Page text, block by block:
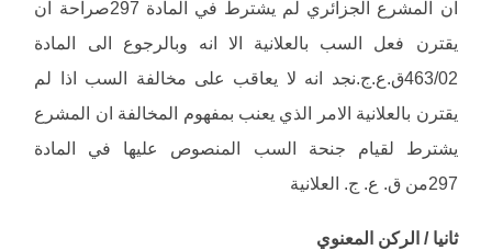
ان المشرع الجزائري لم يشترط في المادة 297صراحة ان
يقترن فعل السب بالعلانية الا انه وبالرجوع الى المادة
463/02ق.ع.ج.نجد انه لا يعاقب على مخالفة السب اذا لم
يقترن بالعلانية الامر الذي يعنب بمفهوم المخالفة ان المشرع
يشترط لقيام جنحة السب المنصوص عليها في المادة
297من ق. ع. ج. العلانية
ثانيا / الركن المعنوي